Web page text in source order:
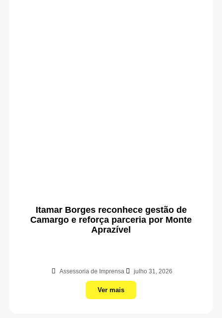
Itamar Borges reconhece gestão de
Camargo e reforça parceria por Monte
Aprazível
Assessoria de Imprensa julho 31, 2026
Ver mais